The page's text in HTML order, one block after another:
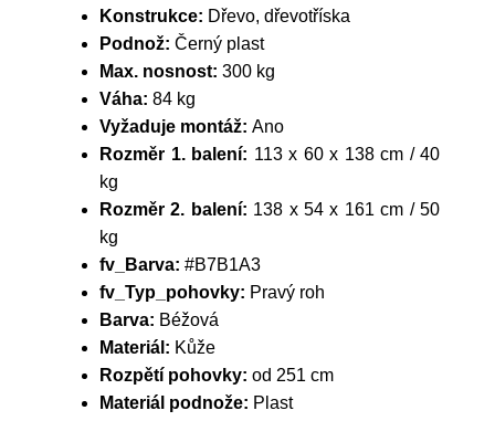
Konstrukce: Dřevo, dřevotříska
Podnož: Černý plast
Max. nosnost: 300 kg
Váha: 84 kg
Vyžaduje montáž: Ano
Rozměr 1. balení: 113 x 60 x 138 cm / 40
kg
Rozměr 2. balení: 138 x 54 x 161 cm / 50
kg
fv_Barva: #B7B1A3
fv_Typ_pohovky: Pravý roh
Barva: Béžová
Materiál: Kůže
Rozpětí pohovky: od 251 cm
Materiál podnože: Plast